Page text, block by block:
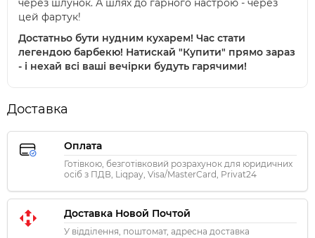
через шлунок. А шлях до гарного настрою - через
цей фартук!
Достатньо бути нудним кухарем! Час стати
легендою барбекю! Натискай "Купити" прямо зараз
- і нехай всі ваші вечірки будуть гарячими!
Доставка
Оплата
Готівкою, безготівковий розрахунок для юридичних
осіб з ПДВ, Liqpay, Visa/MasterCard, Privat24
Доставка Новой Почтой
У відділення, поштомат, адресна доставка